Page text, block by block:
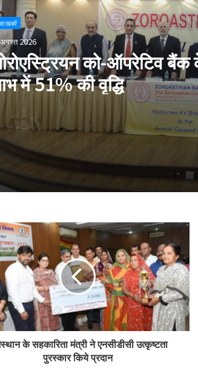
खबरें
2026
को-ऑपरेटिव बैंक
में 51% की वृद्धि
के सहकारिता मंत्री ने एनसीडीसी उत्कृष्टता
पुरस्कार किये प्रदान